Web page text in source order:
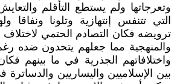
وتعرجاتها ولم يستطع التأقلم
التي تتنفس إنتهازية وتلونا ونفاقا
ترويضه فكان التصادم الحتمي
والمنهجية مما جعلهم يتحدون ضده
واختلافاتهم الجذرية في ما بينهم
بين الإسلاميين واليساريين